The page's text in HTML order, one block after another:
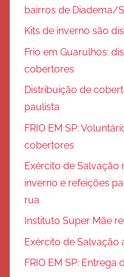
bairros de Diadema/
Kits de inverno são
Frio em Guarulhos:
cobertores
Distribuição de
paulista
FRIO EM SP:
cobertores
Exército de Salvação
inverno e refeições
rua
Instituto Super Mãe
Exército de Salvação
FRIO EM SP: